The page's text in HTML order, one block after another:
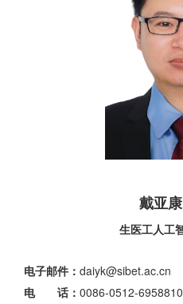
戴亚
生医工人工
电子邮件： daiyk@sibet.ac.cn
电 话： 0086-0512-